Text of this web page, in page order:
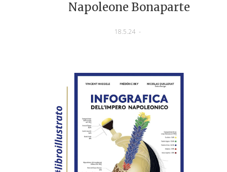
Napoleone Bonaparte
18.5.24 -